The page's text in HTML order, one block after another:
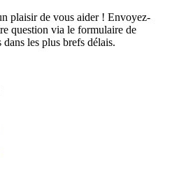
plaisir de vous aider ! Envoyez-
question via le formulaire de
les plus brefs délais.